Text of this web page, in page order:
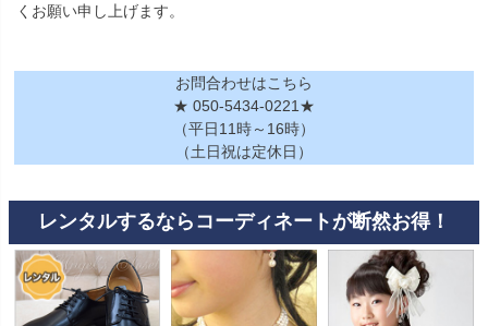
くお願い申し上げます。
お問合わせはこちら
★ 050-5434-0221★
（平日11時～16時）
（土日祝は定休日）
レンタルするならコーディネートが断然お得！